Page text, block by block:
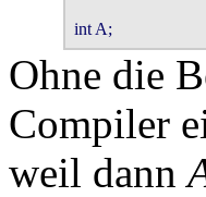
int A;
Ohne die
Compiler
weil dann